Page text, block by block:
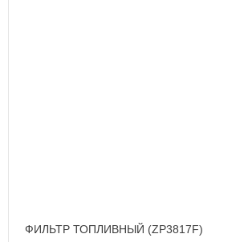
ФИЛЬТР ТОПЛИВНЫЙ (ZP3817F)